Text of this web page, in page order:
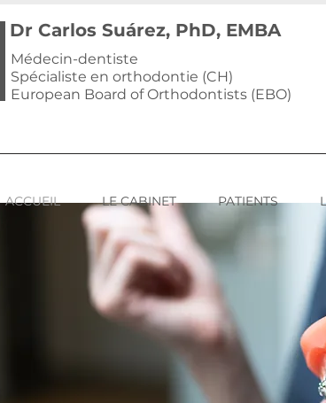
Dr Carlos Suárez, PhD, EMBA
Médecin-dentiste
Spécialiste en orthodontie (CH)
European Board of Orthodontists (EBO)
ACCUEIL LE CABINET PATIENTS